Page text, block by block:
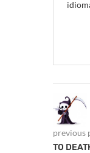
previous
TO